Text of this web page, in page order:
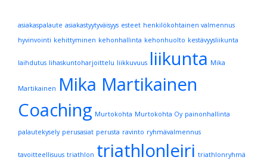
asiakaspalaute asiakastyytyväisyys esteet henkilökohtainen valmennus
hyvinvointi kehittyminen kehonhallinta kehonhuolto kestävyysliikunta
laihdutus lihaskuntoharjoittelu liikkuvuus liikunta Mika
Martikainen Mika Martikainen
Coaching Murtokohta Murtokohta Oy painonhallinta
palautekysely perusasiat perusta ravinto ryhmävalmennus
tavoitteellisuus triathlon triathlonleiri triathlonryhmä